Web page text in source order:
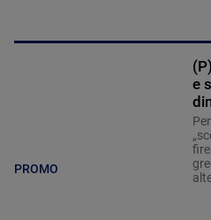
PROMO
e